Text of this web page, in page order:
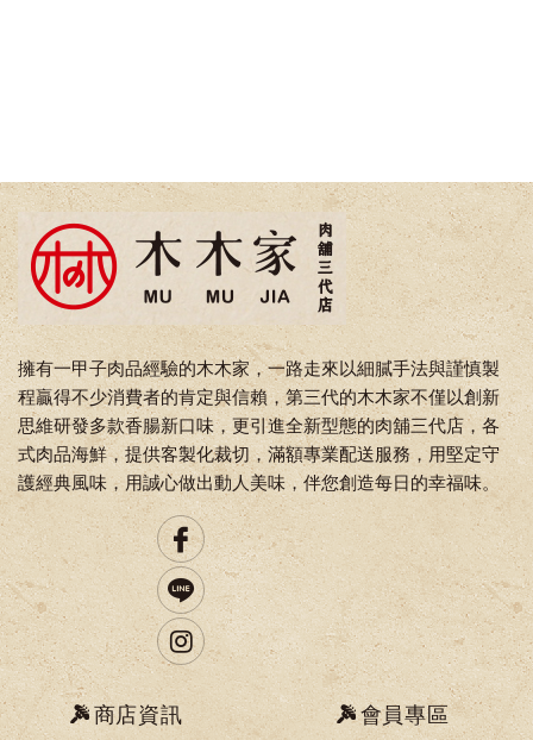
擁有一甲子肉品經驗的木木家，一路走來以細膩手法與謹慎製
程贏得不少消費者的肯定與信賴，第三代的木木家不僅以創新
思維研發多款香腸新口味，更引進全新型態的肉舖三代店，各
式肉品海鮮，提供客製化裁切，滿額專業配送服務，用堅定守
護經典風味，用誠心做出動人美味，伴您創造每日的幸福味。
商店資訊 會員專區